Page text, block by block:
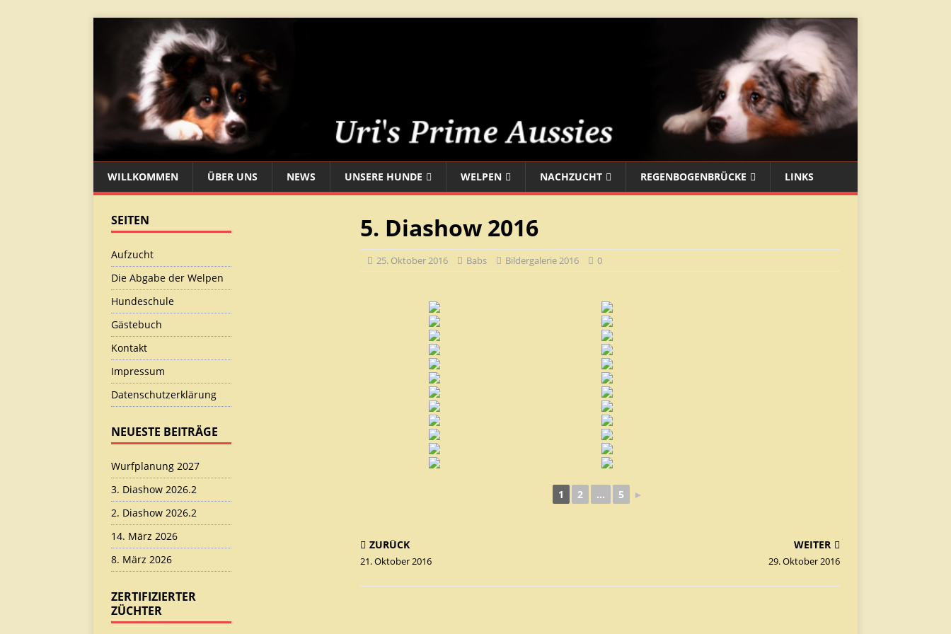
WILLKOMMEN ÜBER UNS NEWS UNSERE HUNDE WELPEN NACHZUCHT REGENBOGENBRÜCKE LINKS
5. Diashow 2016
25. Oktober 2016 Babs Bildergalerie 2016 0
1 2 ... 5 ►
ZURÜCK
21. Oktober 2016
WEITER
29. Oktober 2016
SEITEN
Aufzucht
Die Abgabe der Welpen
Hundeschule
Gästebuch
Kontakt
Impressum
Datenschutzerklärung
NEUESTE BEITRÄGE
Wurfplanung 2027
3. Diashow 2026.2
2. Diashow 2026.2
14. März 2026
8. März 2026
ZERTIFIZIERTER
ZÜCHTER